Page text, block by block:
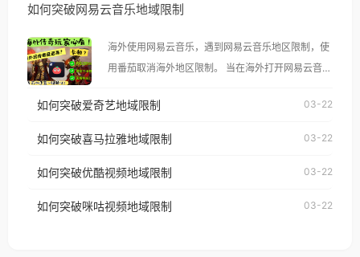
示语。 海外用户如香港、澳门、台湾、美国、加拿
像其他音乐平台一样，出现地区及版权限制问题，且
仅能在中国大陆地区播放。 遇到这个问题的朋友们，
台湾、美国、加拿大、澳大利亚、欧洲等国家和地区
权限制所困扰。
如何突破网易云音乐地域限制
海外使用网易云音乐，遇到网易云音乐地区限制，使
用番茄取消海外地区限制。 当在海外打开网易云音
播放”的提示语。 海外用户如香港、澳门、台湾、美
制问题，且仅能在中国大陆地区播放。 遇到这个问题
户收听网易云音乐地区版权限制」的问题，无论人在
如何突破爱奇艺地域限制 03-22
如何突破喜马拉雅地域限制 03-22
如何突破优酷视频地域限制 03-22
如何突破咪咕视频地域限制 03-22